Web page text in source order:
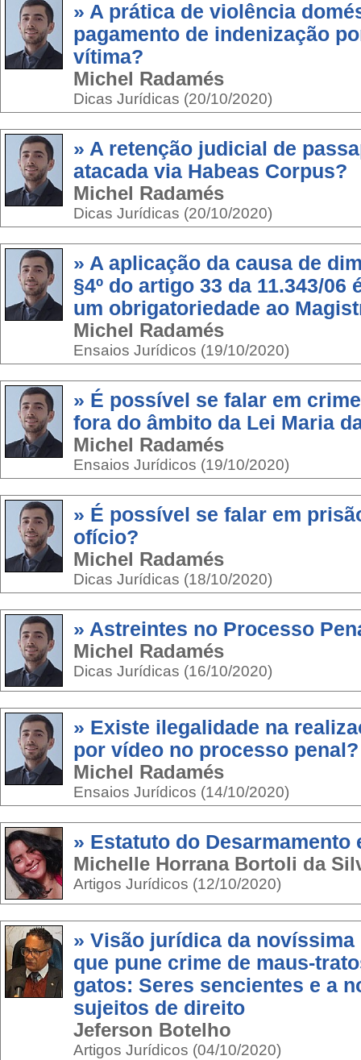
» A prática de violência
pagamento de indenização
vítima?
Michel Radamés
Dicas Jurídicas (20/10/2020)
» A retenção judicial de
atacada via Habeas Corpus?
Michel Radamés
Dicas Jurídicas (20/10/2020)
» A aplicação da causa de
§4º do artigo 33 da 11.343/06
um obrigatoriedade ao
Michel Radamés
Ensaios Jurídicos (19/10/2020)
» É possível se falar em
fora do âmbito da Lei Maria
Michel Radamés
Ensaios Jurídicos (19/10/2020)
» É possível se falar em
ofício?
Michel Radamés
Dicas Jurídicas (18/10/2020)
» Astreintes no Processo
Michel Radamés
Dicas Jurídicas (16/10/2020)
» Existe ilegalidade na
por vídeo no processo penal?
Michel Radamés
Ensaios Jurídicos (14/10/2020)
» Estatuto do Desarmamento
Michelle Horrana Bortoli da
Artigos Jurídicos (12/10/2020)
» Visão jurídica da novíssima
que pune crime de maus-
gatos: Seres sencientes e a
sujeitos de direito
Jeferson Botelho
Artigos Jurídicos (04/10/2020)